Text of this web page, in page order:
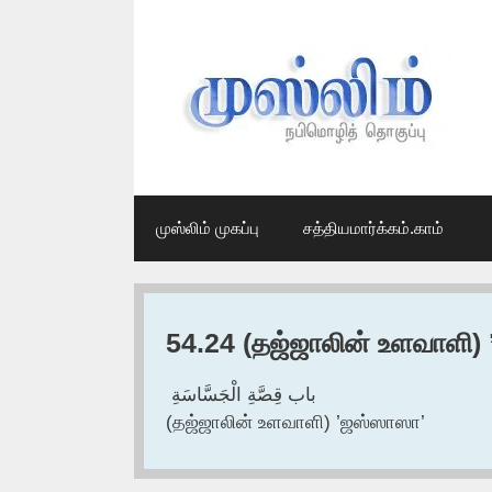
முஸ்லிம் முகப்பு சத்தியமார்க்கம்.காம்
54.24 (தஜ்ஜாலின் உளவாளி)
باب قِصَّةِ الْجَسَّاسَةِ ‏
(தஜ்ஜாலின் உளவாளி) ’ஜஸ்ஸாஸா’